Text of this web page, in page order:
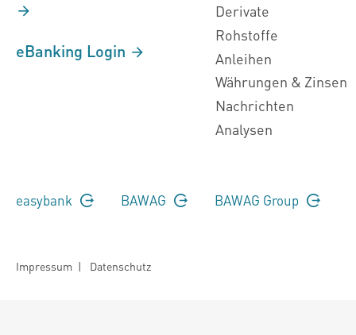
eBanking Login
Derivate
Rohstoffe
Anleihen
Währungen & Zinsen
Nachrichten
Analysen
easybank BAWAG BAWAG Group
Impressum | Datenschutz